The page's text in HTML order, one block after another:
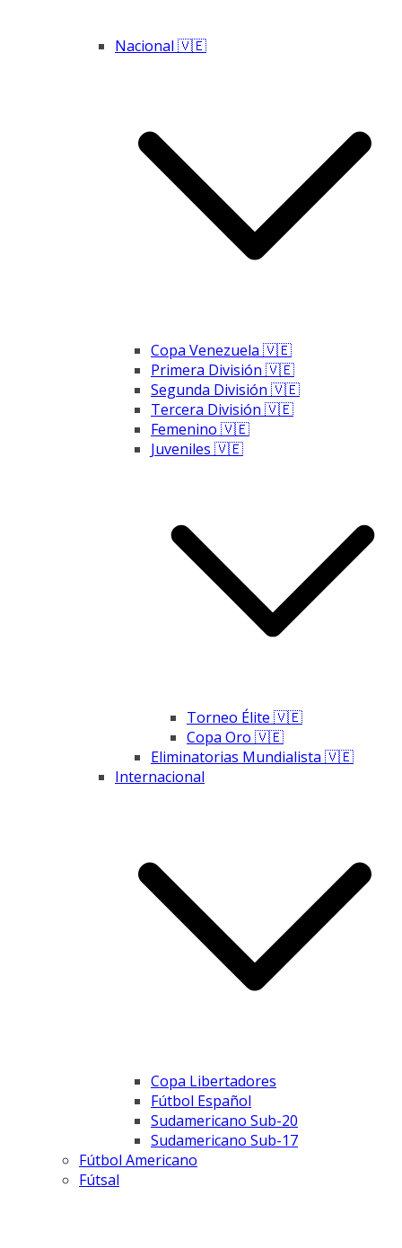
Nacional 🇻🇪
Copa Venezuela 🇻🇪
Primera División 🇻🇪
Segunda División 🇻🇪
Tercera División 🇻🇪
Femenino 🇻🇪
Juveniles 🇻🇪
Torneo Élite 🇻🇪
Copa Oro 🇻🇪
Eliminatorias Mundialista 🇻🇪
Internacional
Copa Libertadores
Fútbol Español
Sudamericano Sub-20
Sudamericano Sub-17
Fútbol Americano
Fútsal